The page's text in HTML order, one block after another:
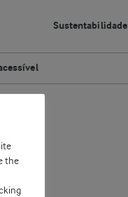
Sustentabilidade
the